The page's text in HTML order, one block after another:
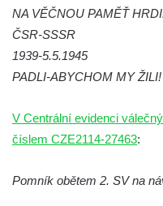
Kamenném Újezdě
Kenotaf Jana Mojžiše na
Velešíně
Kenotaf Josefa Jílka na
Hrob Josefa Havla na
NA VĚČNOU PAMĚŤ
ČSR-SSSR
1939-5.5.1945
PADLI-ABYCHOM MY ŽILI!
V Centrální evidenci
číslem CZE2114-27463:
Pomník obětem 2. SV na